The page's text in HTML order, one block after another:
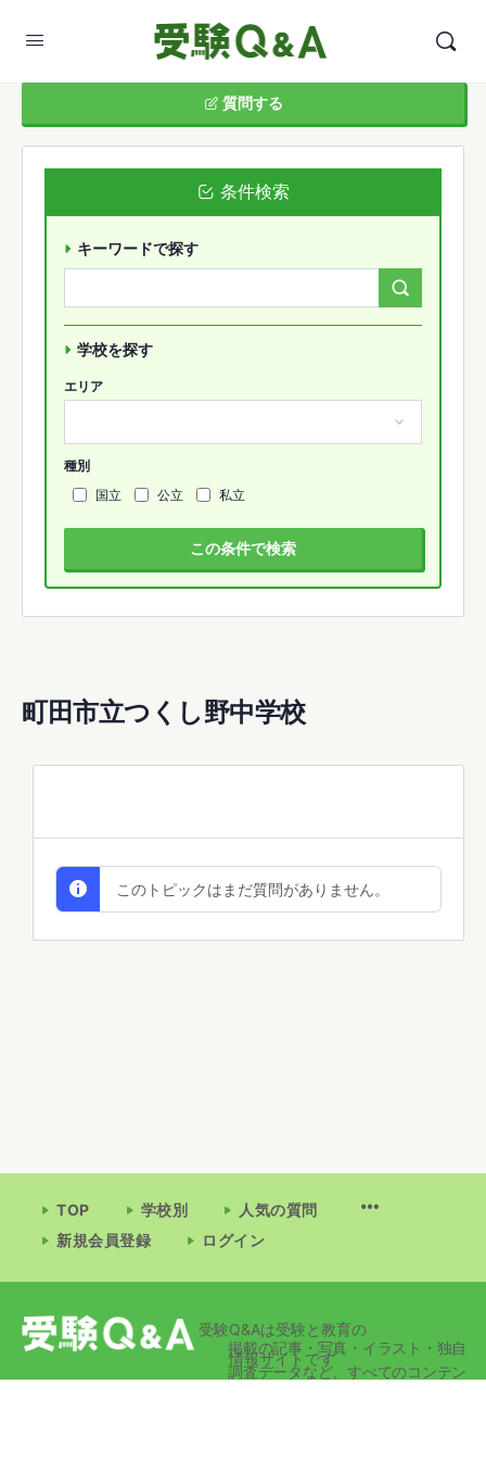
町田市立つくし野中学校
このトピックはまだ質問がありません。
質問する
条件検索
キーワードで探す
学校を探す
エリア
種別
国立
公立 私立
この条件で検索
TOP 学校別
人気の質問
新規会員登録
ログイン
受験Q&Aは受験と教育の
情報サイトです
掲載の記事・写真・イラスト・独自
調査データなど、すべてのコンテン